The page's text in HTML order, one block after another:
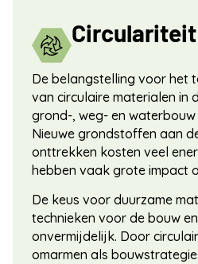
Circulariteit
De belangstelling voor het
van circulaire materialen in
grond-, weg- en waterbouw
Nieuwe grondstoffen aan
onttrekken kosten veel
hebben vaak grote impact
De keus voor duurzame
technieken voor de bouw
onvermijdelijk. Door
omarmen als